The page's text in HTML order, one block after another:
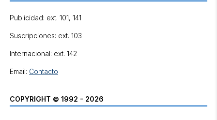
Publicidad: ext. 101, 141
Suscripciones: ext. 103
Internacional: ext. 142
Email: Contacto
COPYRIGHT © 1992 - 2026